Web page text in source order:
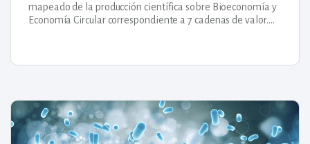
mapeado de la producción científica sobre Bioeconomía y
Economía Circular correspondiente a 7 cadenas de valor.